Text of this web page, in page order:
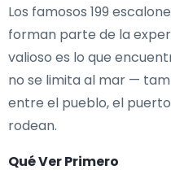
Los famosos 199
forman parte de la
valioso es lo que
no se limita al mar —
entre el pueblo, el
rodean.
Qué Ver Primero